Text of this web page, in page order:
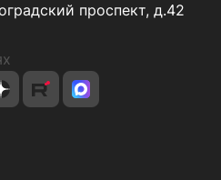
проспект, д.42